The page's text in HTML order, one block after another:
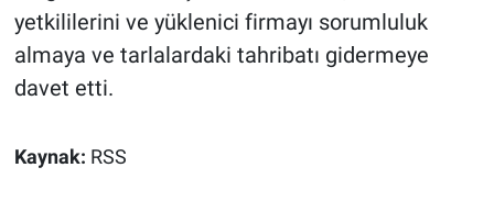
yetkililerini ve yüklenici firmayı sorumluluk
almaya ve tarlalardaki tahribatı gidermeye
davet etti.
Kaynak: RSS